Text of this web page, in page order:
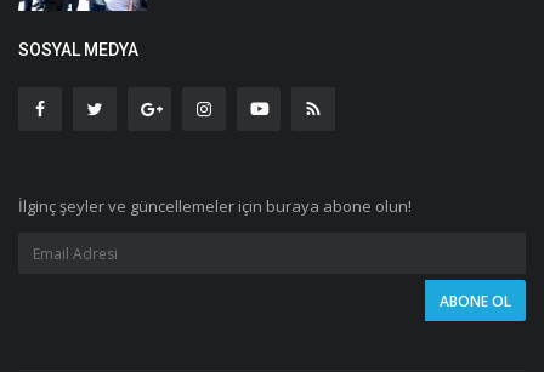
SOSYAL MEDYA
İlginç şeyler ve güncellemeler için buraya abone olun!